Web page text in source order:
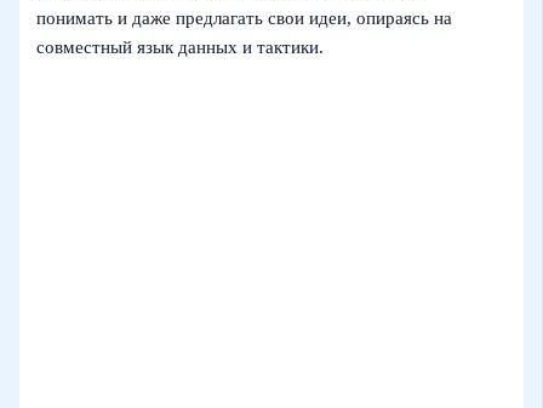
понимать и даже предлагать свои идеи, опираясь на
совместный язык данных и тактики.